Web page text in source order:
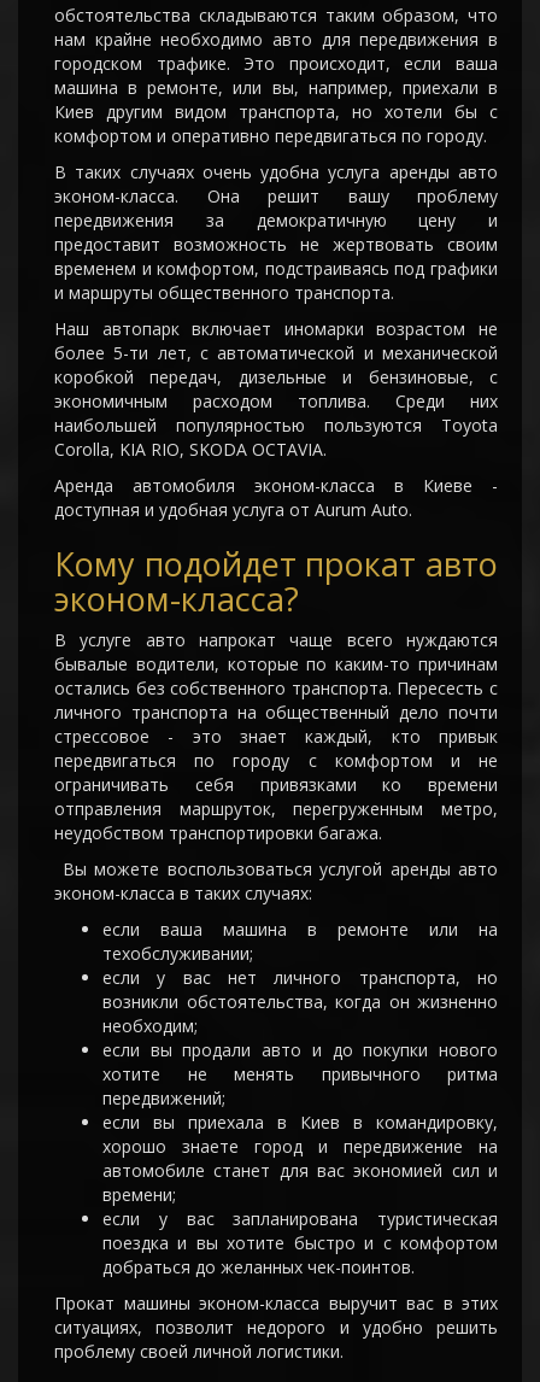
обстоятельства складываются таким образом, что
нам крайне необходимо авто для передвижения в
городском трафике. Это происходит, если ваша
машина в ремонте, или вы, например, приехали в
Киев другим видом транспорта, но хотели бы с
комфортом и оперативно передвигаться по городу.
В таких случаях очень удобна услуга аренды авто
эконом-класса. Она решит вашу проблему
передвижения за демократичную цену и
предоставит возможность не жертвовать своим
временем и комфортом, подстраиваясь под графики
и маршруты общественного транспорта.
Наш автопарк включает иномарки возрастом не
более 5-ти лет, с автоматической и механической
коробкой передач, дизельные и бензиновые, с
экономичным расходом топлива. Среди них
наибольшей популярностью пользуются Toyota
Corolla, KIA RIO, SKODA OCTAVIA.
Аренда автомобиля эконом-класса в Киеве -
доступная и удобная услуга от Аurum Аuto.
Кому подойдет прокат авто
эконом-класса?
В услуге авто напрокат чаще всего нуждаются
бывалые водители, которые по каким-то причинам
остались без собственного транспорта. Пересесть с
личного транспорта на общественный дело почти
стрессовое - это знает каждый, кто привык
передвигаться по городу с комфортом и не
ограничивать себя привязками ко времени
отправления маршруток, перегруженным метро,
неудобством транспортировки багажа.
Вы можете воспользоваться услугой аренды авто
эконом-класса в таких случаях:
если ваша машина в ремонте или на
техобслуживании;
если у вас нет личного транспорта, но
возникли обстоятельства, когда он жизненно
необходим;
если вы продали авто и до покупки нового
хотите не менять привычного ритма
передвижений;
если вы приехала в Киев в командировку,
хорошо знаете город и передвижение на
автомобиле станет для вас экономией сил и
времени;
если у вас запланирована туристическая
поездка и вы хотите быстро и с комфортом
добраться до желанных чек-поинтов.
Прокат машины эконом-класса выручит вас в этих
ситуациях, позволит недорого и удобно решить
проблему своей личной логистики.